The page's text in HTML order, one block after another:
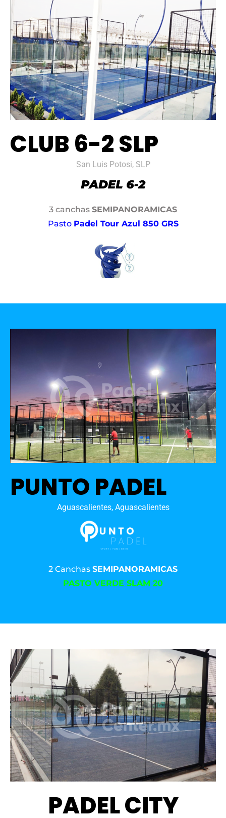
CLUB 6-2 SLP
San Luis Potosi, SLP
3 canchas SEMIPANORAMICAS
Pasto Padel Tour Azul 850 GRS
PUNTO PADEL
Aguascalientes, Aguascalientes
2 Canchas SEMIPANORAMICAS
PASTO VERDE SLAM 20
PADEL CITY